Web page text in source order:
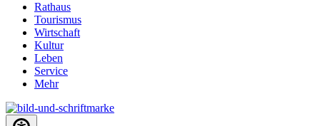
Rathaus
Tourismus
Wirtschaft
Kultur
Leben
Service
Mehr